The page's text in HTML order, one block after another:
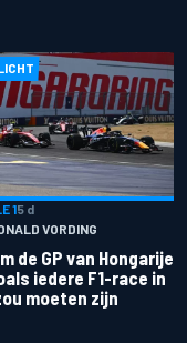
15 d
VORDING
de GP van Hongarije
iedere F1-race in
moeten zijn